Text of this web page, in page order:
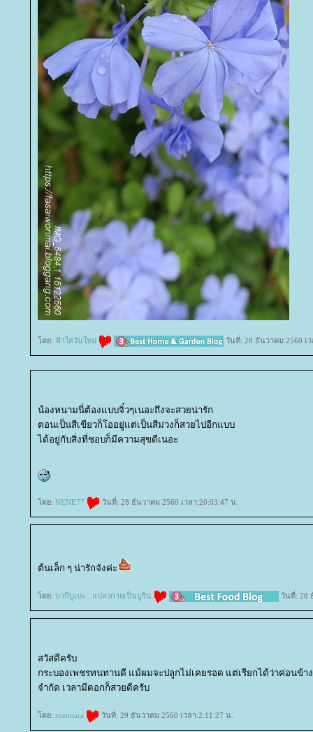
ดย: ฟ้าใสวันใหม่ วันที่: 28 ธันวาคม 2560 เ
น้องหนามนี่ต้องแบบจิ๋วๆเนอะถึงจะสวยน่ารัก
ตอนเป็นสีเขียวก็โออยู่แต่เป็นสีม่วงก็สวยไปอีกแบบ
ได้อยู่กับสิ่งที่ชอบก็มีความสุขดีเนอะ
ดย: NENE77 วันที่: 28 ธันวาคม 2560 เวลา:20:03:47 น.
ต้นเล็ก ๆ น่ารักจังค่ะ
ดย: บาบิบูเบะ...แปลงกายเป็นบูริน วันที่: 28
สวัสดีครับ
กระบองเพชรทนทานดี แม้ผมจะปลูกไม่เคยรอด แต่เรียกได้ว่าค่อนข้
จำกัด เวลามีดอกก็สวยดีครับ
ดย: ruennara วันที่: 29 ธันวาคม 2560 เวลา:2:11:27 น.